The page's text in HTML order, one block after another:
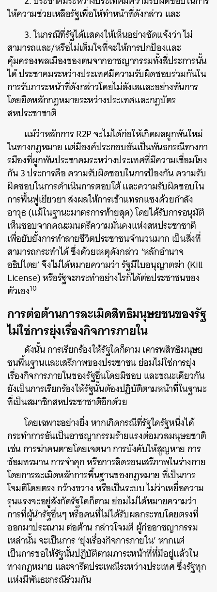
ให้ความช่วยเหลือรัฐเพื่อให้ทำหน้าที่ดังกล่าว และ
3. ในกรณีที่รัฐได้แสดงให้เห็นอย่างชัดแจ้งว่า ไม่
สามารถและ/หรือไม่เต็มใจที่จะให้การปกป้องและ
คุ้มครองพลเมืองของตนจากอาชญากรรมทั้งสี่ประการนั้น
ได้ ประชาคมระหว่างประเทศมีความรับผิดชอบร่วมกันใน
การรับภาระหน้าที่ดังกล่าวโดยไม่ลังเลและอย่างทันการ
โดยยึดหลักกฎหมายระหว่างประเทศและกฎบัตร
สหประชาชาติ
แม้ว่าหลักการ R2P จะไม่ได้ก่อให้เกิดผลผูกพันใหม่
ในทางกฎหมาย แต่มีองค์ประกอบอันเป็นพันธกรณีทางกา
รมืองที่ผูกพันประชาคมระหว่างประเทศที่มีความเชื่อมโยง
กัน 3 ประการคือ ความรับผิดชอบในการป้องกัน ความรับ
ผิดชอบในการดำเนินการตอบโต้ และความรับผิดชอบใน
การฟื้นฟูเยียวยา ส่งผลให้การเข้าแทรกแซงด้วยกำลัง
อาวุธ (แม้ในฐานะมาตรการท้ายสุด) โดยได้รับการอนุมัติ
เห็นชอบจากคณะมนตรีความมั่นคงแห่งสหประชาชาติ
เพื่อยับยั้งการทำลายชีวิตประชาชนจำนวนมาก เป็นสิ่งที่
สามารถกระทำได้ ซึ่งด้วยเหตุดังกล่าว ‘หลักอำนาจ
อธิปไตย’ จึงไม่ได้หมายความว่า รัฐมีใบอนุญาตฆ่า (Kill
License) หรือรัฐจะกระทำอย่างไรก็ได้ต่อประชาชนของ
ตัวเอง10
การต่อต้านการละเมิดสิทธิมนุษยชนของรัฐ
ไม่ใช่การยุ่งเรื่องกิจการภายใน
ดังนั้น การเรียกร้องให้รัฐใดก็ตาม เคารพสิทธิมนุษย
ชนพื้นฐานและเสรีภาพของประชาชน ย่อมไม่ใช่การยุ่ง
เรื่องกิจการภายในของรัฐอื่นโดยมิชอบ และขณะเดียวกัน
ยังเป็นการเรียกร้องให้รัฐนั้นต้องปฏิบัติตามหน้าที่ในฐานะ
ที่เป็นสมาชิกสหประชาชาติอีกด้วย
โดยเฉพาะอย่างยิ่ง หากเกิดกรณีที่รัฐใดรัฐหนึ่งได้
กระทำการอันเป็นอาชญากรรมร้ายแรงต่อมวลมนุษยชาติ
เช่น การฆ่าคนตายโดยเจตนา การบังคับให้สูญหาย การ
ซ้อมทรมาน การจำคุก หรือการลิดรอนเสรีภาพในร่างกาย
โดยการละเมิดหลักการพื้นฐานของกฎหมาย ที่เป็นการ
โจมตีโดยตรง กว้างขวาง หรือเป็นระบบ ไม่ว่าเหยื่อความ
รุนแรงจะอยู่สังกัดรัฐใดก็ตาม ย่อมไม่ได้หมายความว่า
การที่ผู้นำรัฐอื่นๆ หรือคนที่ไม่ได้รับผลกระทบโดยตรงที่
ออกมาประณาม ต่อต้าน กล่าวโจมตี ผู้ก่ออาชญากรรม
เหล่านั้น จะเป็นการ ‘ยุ่งเรื่องกิจการภายใน’ หากแต่
เป็นการขอให้รัฐนั้นปฏิบัติตามภาระหน้าที่ที่มีอยู่แล้วใน
ทางกฎหมาย และจารีตประเพณีระหว่างประเทศ ซึ่งรัฐทุก
แห่งมีพันธะกรณีร่วมกัน